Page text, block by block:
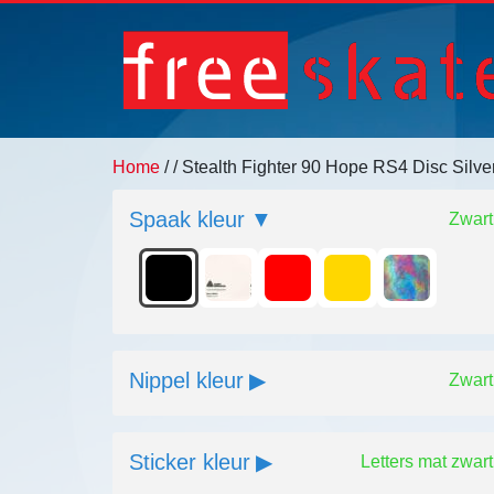
Home // Stealth Fighter 90 Hope RS4 Disc
Spaak kleur Zwart
Nippel kleur Zwart
Sticker kleur Letters mat zwart